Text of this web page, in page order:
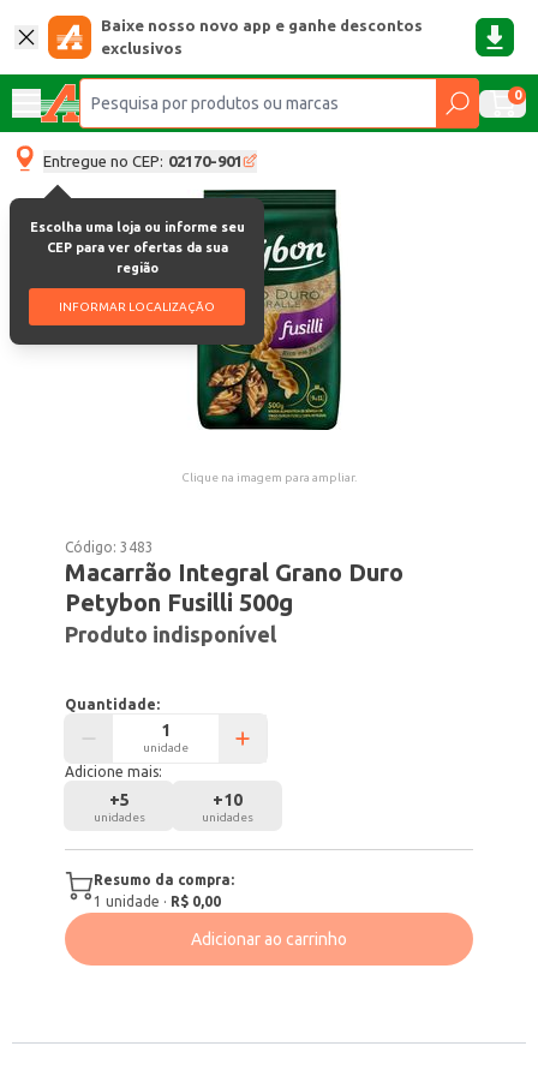
Baixe nosso novo app e ganhe descontos
exclusivos
0
Entregue no CEP: 02170-901
Escolha uma loja ou informe seu
CEP para ver ofertas da sua
região
INFORMAR LOCALIZAÇÃO
Clique na imagem para ampliar.
Código:3483
Macarrão Integral Grano Duro
Petybon Fusilli 500g
Produto indisponível
Quantidade:
unidade
Adicione mais:
+5
unidades
+10
unidades
Resumo da compra:
1 unidade · R$ 0,00
Adicionar ao carrinho